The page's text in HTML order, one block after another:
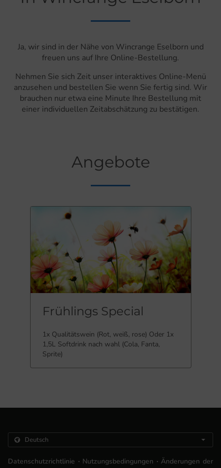
Ja, wir sind in der Nähe von Wincrange Eselborn und
freuen uns auf Ihre Online-Bestellung.
Nehmen Sie sich Zeit unser interaktives Online-Menü
anzusehen und bestellen Sie wenn Sie fertig sind. Wir
brauchen nur etwa eine Minute Ihre Bestellung mit
einer individuellen Zeitabschätzung zu bestätigen.
Angebote
Frühlings Special
1x Qualitätswein (Rot, weiß, rose) Oder 1x
1,5L Softdrink nach wahl (Cola, Fanta,
Sprite)
Datenschutzrichtlinie . Nutzungsbedingungen . Änderungen der